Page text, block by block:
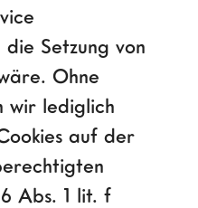
Setzung von
Ohne
wir lediglich
auf der
Abs. 1 lit. f